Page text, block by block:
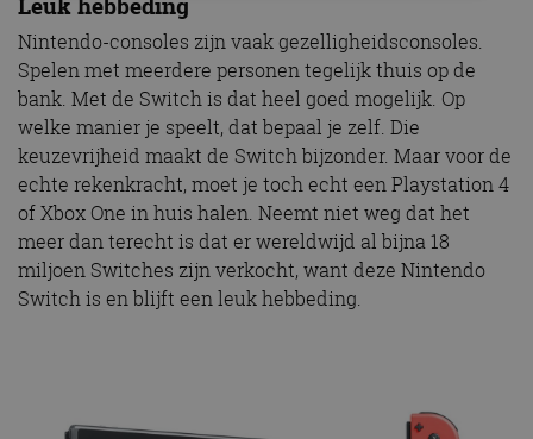
Nintendo-consoles zijn vaak gezelligheidsconsoles.
Spelen met meerdere personen tegelijk thuis op de
bank. Met de Switch is dat heel goed mogelijk. Op
welke manier je speelt, dat bepaal je zelf. Die
keuzevrijheid maakt de Switch bijzonder. Maar voor de
echte rekenkracht, moet je toch echt een Playstation 4
of Xbox One in huis halen. Neemt niet weg dat het
meer dan terecht is dat er wereldwijd al bijna 18
miljoen Switches zijn verkocht, want deze Nintendo
Switch is en blijft een leuk hebbeding.
Strikt noodzakelijk Prestatie
Targeting
Functioneel
Niet-geclassificeerd
Strikt noodzakelijke cookies maken de
kernfunctionaliteiten van de website mogelijk, zoals
gebruikersaanmelding en accountbeheer. De
website kan niet goed worden gebruikt zonder de
strikt noodzakelijke cookies.
Naam
Aanbieder/
Domein
Vervaldatum
cf_clearance
Cloudflare,
Inc.
1 jaar
Deze